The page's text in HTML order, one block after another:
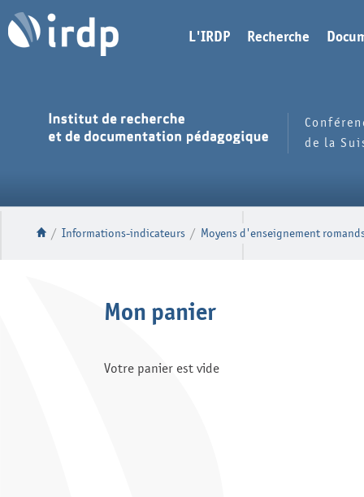
L'IRDP Recherche
de la
/ Informations-indicateurs / Moyens d'enseignement
Mon panier
Votre panier est vide